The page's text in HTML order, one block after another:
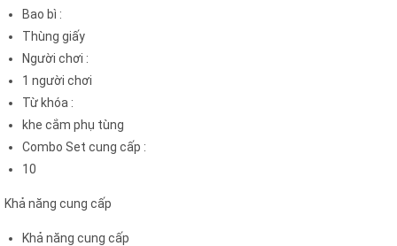
Bao bì :
Thùng giấy
Người chơi :
1 người chơi
Từ khóa :
khe cắm phụ tùng
Combo Set cung cấp :
10
Khả năng cung cấp
Khả năng cung cấp